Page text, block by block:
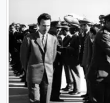
مصر للجزائر